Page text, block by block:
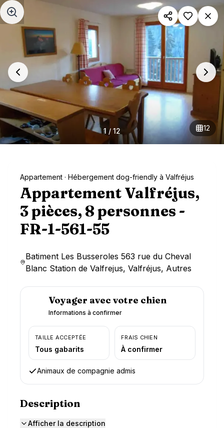
Aller au contenu principal
1 / 12 12
Appartement · Hébergement dog-friendly à Valfréjus
Appartement Valfréjus,
3 pièces, 8 personnes -
FR-1-561-55
Batiment Les Busseroles 563 rue du Cheval
Blanc Station de Valfrejus, Valfréjus, Autres
Voyager avec votre chien
Informations à confirmer
TAILLE ACCEPTÉE
Tous gabarits
FRAIS CHIEN
À confirmer
Animaux de compagnie admis
Description
Afficher la description